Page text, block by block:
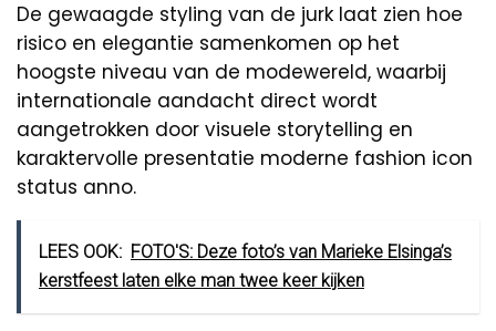
De gewaagde styling van de jurk laat zien hoe
risico en elegantie samenkomen op het
hoogste niveau van de modewereld, waarbij
internationale aandacht direct wordt
aangetrokken door visuele storytelling en
karaktervolle presentatie moderne fashion icon
status anno.
LEES OOK: FOTO'S: Deze foto’s van Marieke Elsinga’s
kerstfeest laten elke man twee keer kijken